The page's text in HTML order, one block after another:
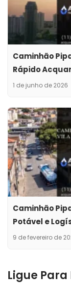
Caminhão
Rápido
1 de junho de 2026
Caminhão
Potável e
9 de fevereiro de
Ligue Para